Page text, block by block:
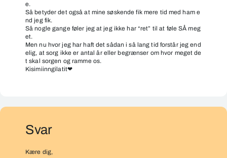
e.
Så betyder det også at mine søskende fik mere tid med ham e
nd jeg fik.
Så nogle gange føler jeg at jeg ikke har “ret” til at føle SÅ meg
et.
Men nu hvor jeg har haft det sådan i så lang tid forstår jegend
elig, at sorg ikke er antal åreller begrænser om hvor meget de
t skal sorgen og ramme os.
Kisimiinngilatit❤
Svar
Kære dig,